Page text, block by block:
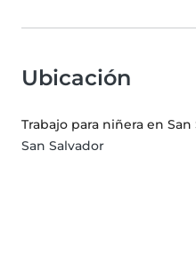
Ubicación
Trabajo para niñera en San
San Salvador